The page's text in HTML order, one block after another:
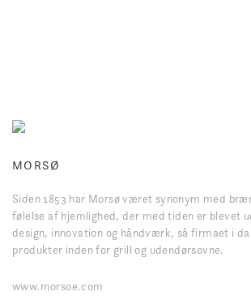
MORSØ
Siden 1853 har Morsø været synonym med
følelse af hjemlighed, der med tiden er blevet
design, innovation og håndværk, så firmaet i
produkter inden for grill og udendørsovne.
www.morsoe.com